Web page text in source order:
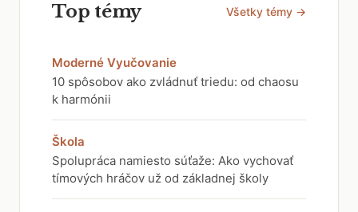
Top témy Všetky témy →
Moderné Vyučovanie
10 spôsobov ako zvládnuť triedu: od chaosu
k harmónii
Škola
Spolupráca namiesto súťaže: Ako vychovať
tímových hráčov už od základnej školy